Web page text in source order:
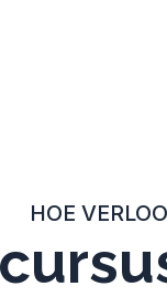
HOE